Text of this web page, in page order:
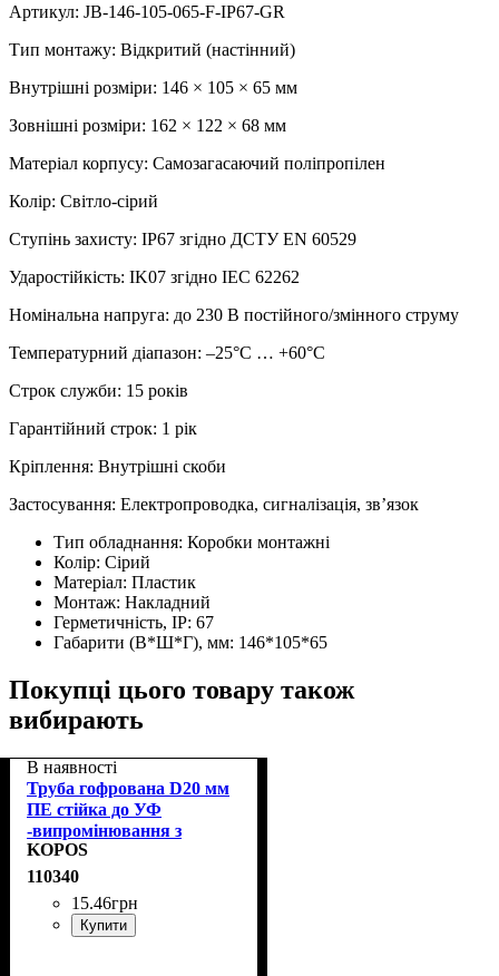
Артикул: JB-146-105-065-F-IP67-GR
Тип монтажу: Відкритий (настінний)
Внутрішні розміри: 146 × 105 × 65 мм
Зовнішні розміри: 162 × 122 × 68 мм
Матеріал корпусу: Самозагасаючий поліпропілен
Колір: Світло-сірий
Ступінь захисту: IP67 згідно ДСТУ EN 60529
Ударостійкість: IK07 згідно IEC 62262
Номінальна напруга: до 230 В постійного/змінного струму
Температурний діапазон: –25°C … +60°C
Строк служби: 15 років
Гарантійний строк: 1 рік
Кріплення: Внутрішні скоби
Застосування: Електропроводка, сигналізація, зв’язок
Тип обладнання: Коробки монтажні
Колір: Сірий
Матеріал: Пластик
Монтаж: Накладний
Герметичність, IP: 67
Габарити (В*Ш*Г), мм: 146*105*65
Покупці цього товару також
вибирають
В наявності
Труба гофрована D20 мм
ПЕ стійка до УФ
-випромінювання з
протяжкою KOPOS
2320/LPE-1_F50DU
KOPOS
110340
15.46грн
Купити